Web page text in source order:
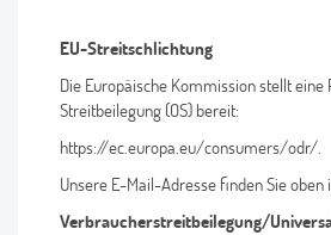
EU-Streitschlichtung
Die Europäische Kommission stellt
Streitbeilegung (OS) bereit:
https://ec.europa.eu/consumers/odr/.
Unsere E-Mail-Adresse finden Sie
Verbraucherstreitbeilegung/